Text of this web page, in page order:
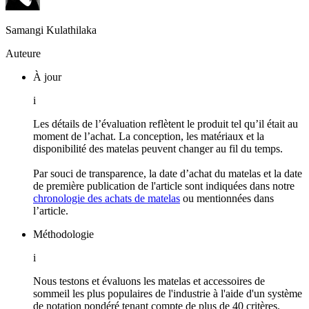
Samangi Kulathilaka
Auteure
À jour
i
Les détails de l’évaluation reflètent le produit tel qu’il était au
moment de l’achat. La conception, les matériaux et la
disponibilité des matelas peuvent changer au fil du temps.
Par souci de transparence, la date d’achat du matelas et la date
de première publication de l'article sont indiquées dans notre
chronologie des achats de matelas ou mentionnées dans
l’article.
Méthodologie
i
Nous testons et évaluons les matelas et accessoires de
sommeil les plus populaires de l'industrie à l'aide d'un système
de notation pondéré tenant compte de plus de 40 critères.